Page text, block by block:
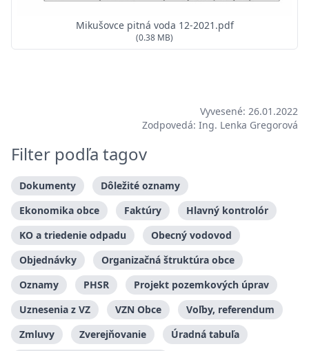
Mikušovce pitná voda 12-2021.pdf
(0.38 MB)
Vyvesené: 26.01.2022
Zodpovedá: Ing. Lenka Gregorová
Filter podľa tagov
Dokumenty
Dôležité oznamy
Ekonomika obce
Faktúry
Hlavný kontrolór
KO a triedenie odpadu
Obecný vodovod
Objednávky
Organizačná štruktúra obce
Oznamy
PHSR
Projekt pozemkových úprav
Uznesenia z VZ
VZN Obce
Voľby, referendum
Zmluvy
Zverejňovanie
Úradná tabuľa